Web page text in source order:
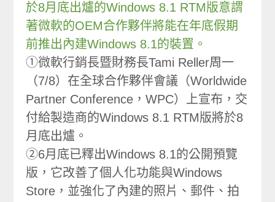
於8月底出爐的Windows 8.1 RTM版意謂
著微軟的OEM合作夥伴將能在年底假期
前推出內建Windows 8.1的裝置。
①微軟行銷長暨財務長Tami Reller周一
（7/8）在全球合作夥伴會議（Worldwide
Partner Conference，WPC）上宣布，交
付給製造商的Windows 8.1 RTM版將於8
月底出爐。
②6月底已釋出Windows 8.1的公開預覽
版，它改善了個人化功能與Windows
Store，並強化了內建的照片、郵件、拍